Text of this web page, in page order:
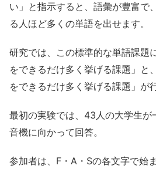
い」と指示すると、語彙が豊富で
る人ほど多くの単語を出せます。
研究では、この標準的な単語課題
をできるだけ多く挙げる課題」と
をできるだけ多く挙げる課題」が
最初の実験では、43人の大学生が
音機に向かって回答。
参加者は、F・A・Sの各文字で始